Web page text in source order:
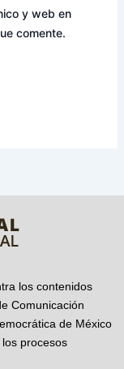
y web en
comente.
los contenidos
Comunicación
de México
procesos